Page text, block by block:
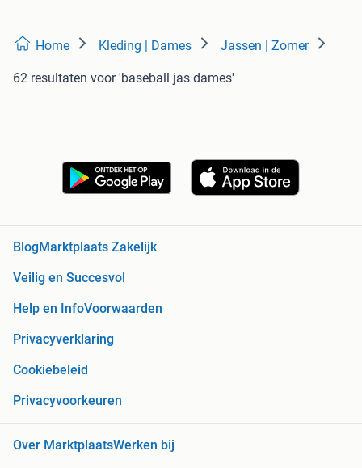
Home Kleding | Dames Jassen | Zomer
62 resultaten voor 'baseball jas dames'
BlogMarktplaats Zakelijk
Veilig en Succesvol
Help en InfoVoorwaarden
Privacyverklaring
Cookiebeleid
Privacyvoorkeuren
Over MarktplaatsWerken bij